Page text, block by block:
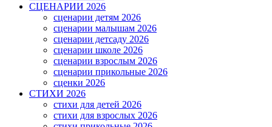
СЦЕНАРИИ 2026
сценарии детям 2026
сценарии малышам 2026
сценарии детсаду 2026
сценарии школе 2026
сценарии взрослым 2026
сценарии прикольные 2026
сценки 2026
СТИХИ 2026
стихи для детей 2026
стихи для взрослых 2026